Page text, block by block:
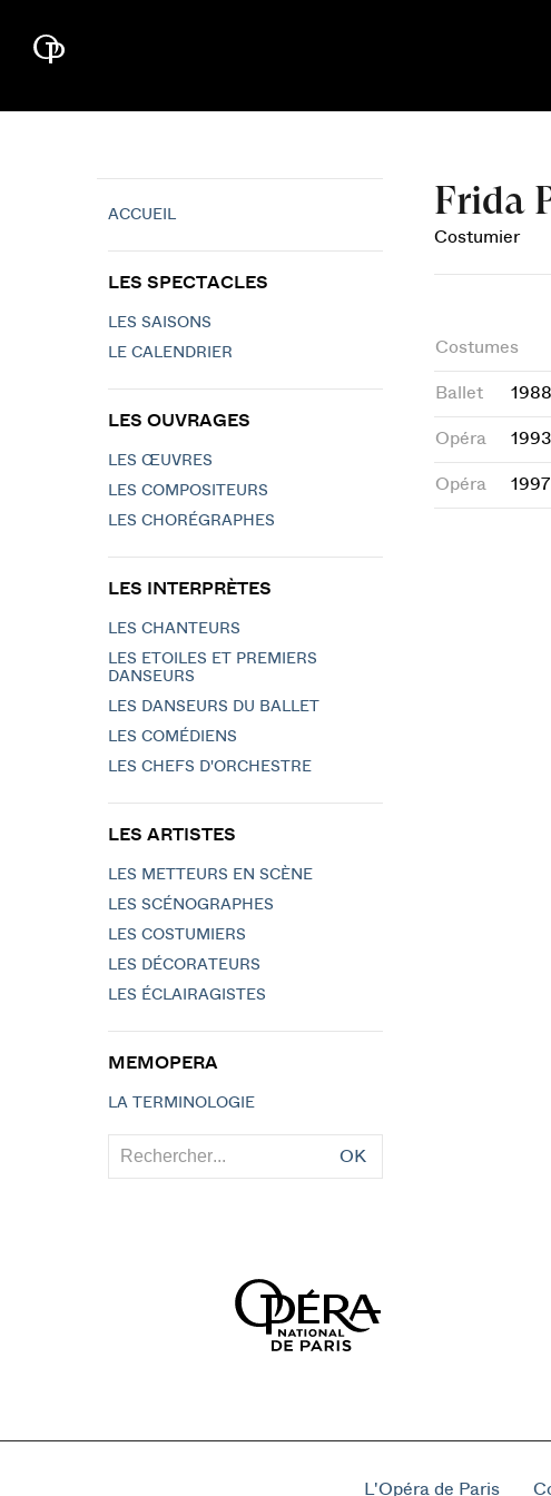
Frida
Costumier
Costumes
Ballet 1988
Opéra 1993
Opéra 1997
ACCUEIL
LES SPECTACLES
LES SAISONS
LE CALENDRIER
LES OUVRAGES
LES ŒUVRES
LES COMPOSITEURS
LES CHORÉGRAPHES
LES INTERPRÈTES
LES CHANTEURS
LES ETOILES ET PREMIERS
DANSEURS
LES DANSEURS DU BALLET
LES COMÉDIENS
LES CHEFS D'ORCHESTRE
LES ARTISTES
LES METTEURS EN SCÈNE
LES SCÉNOGRAPHES
LES COSTUMIERS
LES DÉCORATEURS
LES ÉCLAIRAGISTES
MEMOPERA
LA TERMINOLOGIE
OK
L'Opéra de Paris